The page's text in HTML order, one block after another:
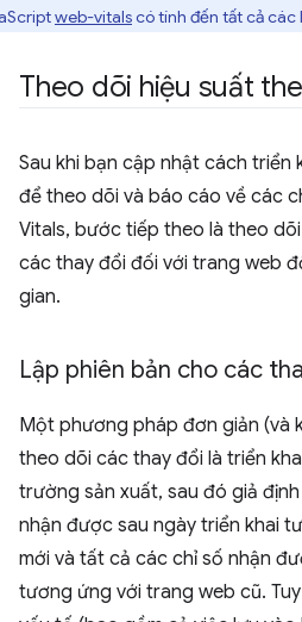
web-vitalscó tính đến tất cả các
Theo dõi hiệu suất
Sau khi bạn cập nhật cách triển
để theo dõi và báo cáo về các
Vitals, bước tiếp theo là theo
các thay đổi đối với trang web
gian.
Lập phiên bản cho các
Một phương pháp đơn giản (và
theo dõi các thay đổi là triển
trường sản xuất, sau đó giả
nhận được sau ngày triển khai
mới và tất cả các chỉ số nhận
tương ứng với trang web cũ.